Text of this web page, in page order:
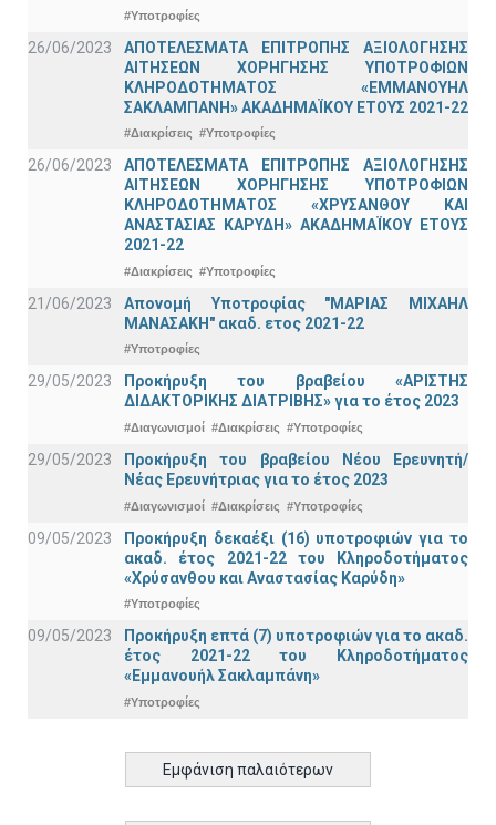
#Υποτροφίες
26/06/2023
ΑΠΟΤΕΛΕΣΜΑΤΑ ΕΠΙΤΡΟΠΗΣ ΑΞΙΟΛΟΓΗΣΗΣ
ΑΙΤΗΣΕΩΝ ΧΟΡΗΓΗΣΗΣ ΥΠΟΤΡΟΦΙΩΝ
ΚΛΗΡΟΔΟΤΗΜΑΤΟΣ «ΕΜΜΑΝΟΥΗΛ
ΣΑΚΛΑΜΠΑΝΗ» ΑΚΑΔΗΜΑΪΚΟΥ ΕΤΟΥΣ 2021-22
#Διακρίσεις #Υποτροφίες
26/06/2023
ΑΠΟΤΕΛΕΣΜΑΤΑ ΕΠΙΤΡΟΠΗΣ ΑΞΙΟΛΟΓΗΣΗΣ
ΑΙΤΗΣΕΩΝ ΧΟΡΗΓΗΣΗΣ ΥΠΟΤΡΟΦΙΩΝ
ΚΛΗΡΟΔΟΤΗΜΑΤΟΣ «ΧΡΥΣΑΝΘΟΥ ΚΑΙ
ΑΝΑΣΤΑΣΙΑΣ ΚΑΡΥΔΗ» ΑΚΑΔΗΜΑΪΚΟΥ ΕΤΟΥΣ
2021-22
#Διακρίσεις #Υποτροφίες
21/06/2023
Απονομή Υποτροφίας "ΜΑΡΙΑΣ ΜΙΧΑΗΛ
ΜΑΝΑΣΑΚΗ" ακαδ. ετος 2021-22
#Υποτροφίες
29/05/2023
Προκήρυξη του βραβείου «ΑΡΙΣΤΗΣ
ΔΙΔΑΚΤΟΡΙΚΗΣ ΔΙΑΤΡΙΒΗΣ» για το έτος 2023
#Διαγωνισμοί #Διακρίσεις #Υποτροφίες
29/05/2023
Προκήρυξη του βραβείου Νέου Ερευνητή/
Νέας Ερευνήτριας για το έτος 2023
#Διαγωνισμοί #Διακρίσεις #Υποτροφίες
09/05/2023
Προκήρυξη δεκαέξι (16) υποτροφιών για το
ακαδ. έτος 2021-22 του Κληροδοτήματος
«Χρύσανθου και Αναστασίας Καρύδη»
#Υποτροφίες
09/05/2023
Προκήρυξη επτά (7) υποτροφιών για το ακαδ.
έτος 2021-22 του Κληροδοτήματος
«Εμμανουήλ Σακλαμπάνη»
#Υποτροφίες
Εμφάνιση παλαιότερων